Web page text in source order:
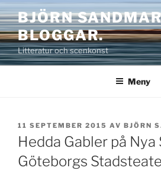
Hoppa
till
innehåll
BJÖRN
BLOGGAR.
Litteratur och scenkonst
Meny
PUBLICERAT
11 SEPTEMBER 2015 AV BJÖRN
Hedda Gabler på Nya
Göteborgs